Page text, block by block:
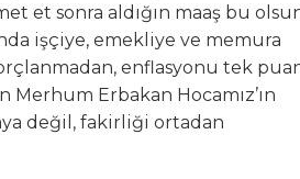
et sonra aldığın maaş bu
işçiye, emekliye ve memura
enflasyonu tek
Erbakan Hocamız’ın
değil, fakirliği ortadan